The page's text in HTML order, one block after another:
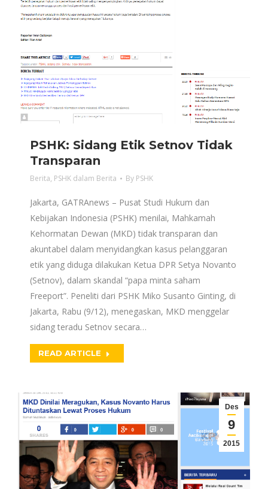
PSHK: Sidang Etik Setnov Tidak
Transparan
Berita, PSHK dalam Berita By PSHK
Jakarta, GATRAnews – Pusat Studi Hukum dan
Kebijakan Indonesia (PSHK) menilai, Mahkamah
Kehormatan Dewan (MKD) tidak transparan dan
akuntabel dalam menyidangkan kasus pelanggaran
etik yang diduga dilakukan Ketua DPR Setya Novanto
(Setnov), dalam skandal “papa minta saham
Freeport”. Peneliti dari PSHK Miko Susanto Ginting, di
Jakarta, Rabu (9/12), menegaskan, MKD menggelar
sidang teradu Setnov secara…
READ ARTICLE
Des
9
2015